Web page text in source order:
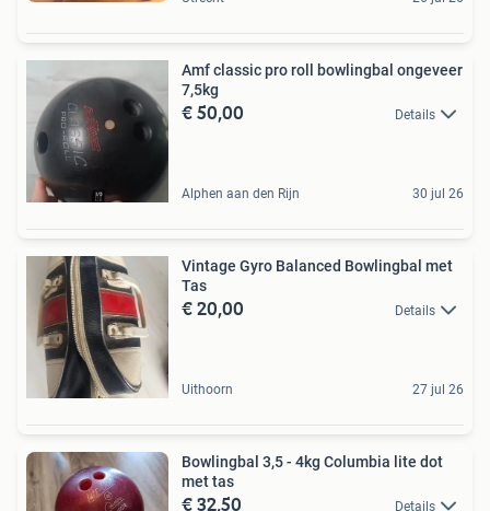
Amf classic pro roll bowlingbal ongeveer
7,5kg
€ 50,00 Details
Alphen aan den Rijn 30 jul 26
Vintage Gyro Balanced Bowlingbal met
Tas
€ 20,00 Details
Uithoorn 27 jul 26
Bowlingbal 3,5 - 4kg Columbia lite dot
met tas
€ 32,50 Details